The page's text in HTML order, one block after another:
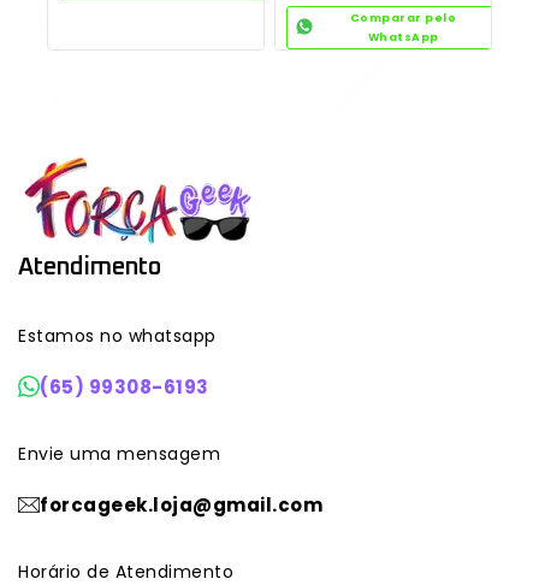
Comparar pelo
WhatsApp
Atendimento
Estamos no whatsapp
(65) 99308-6193
Envie uma mensagem
forcageek.loja@gmail.com
Horário de Atendimento